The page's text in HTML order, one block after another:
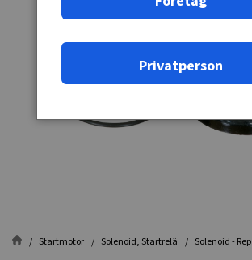
Startmotor Solenoid, Startrelä Solenoid -
Privatperson